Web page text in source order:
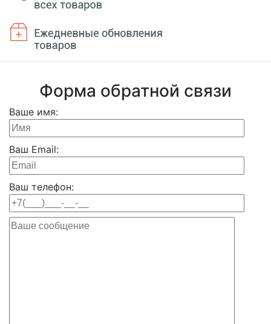
Форма обратной связи
Ваше имя:
Ваш Email:
Ваш телефон: